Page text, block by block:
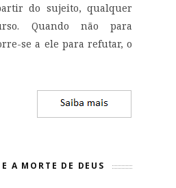
do sujeito, qualquer
Quando não para
se a ele para refutar, o
E A MORTE DE DEUS